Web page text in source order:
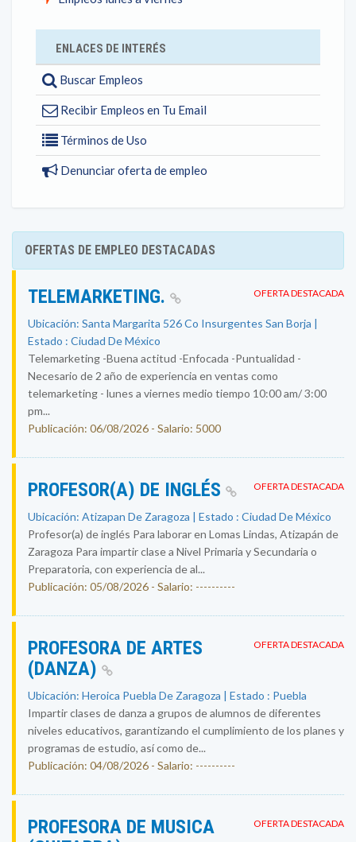
ENLACES DE INTERÉS
Buscar Empleos
Recibir Empleos en Tu Email
Términos de Uso
Denunciar oferta de empleo
OFERTAS DE EMPLEO DESTACADAS
OFERTA DESTACADA
TELEMARKETING.
Ubicación: Santa Margarita 526 Co Insurgentes San Borja |
Estado : Ciudad De México
Telemarketing -Buena actitud -Enfocada -Puntualidad -
Necesario de 2 año de experiencia en ventas como
telemarketing - lunes a viernes medio tiempo 10:00 am/ 3:00
pm...
Publicación: 06/08/2026 - Salario: 5000
OFERTA DESTACADA
PROFESOR(A) DE INGLÉS
Ubicación: Atizapan De Zaragoza | Estado : Ciudad De México
Profesor(a) de inglés Para laborar en Lomas Lindas, Atizapán de
Zaragoza Para impartir clase a Nivel Primaria y Secundaria o
Preparatoria, con experiencia de al...
Publicación: 05/08/2026 - Salario: ----------
OFERTA DESTACADA
PROFESORA DE ARTES
(DANZA)
Ubicación: Heroica Puebla De Zaragoza | Estado : Puebla
Impartir clases de danza a grupos de alumnos de diferentes
niveles educativos, garantizando el cumplimiento de los planes y
programas de estudio, así como de...
Publicación: 04/08/2026 - Salario: ----------
OFERTA DESTACADA
PROFESORA DE MUSICA